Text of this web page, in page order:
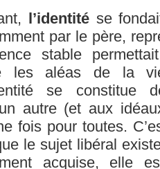
l’identitése
par le père,
stable
les aléas de la
se
un autre (et aux
fois pour toutes.
le sujet libéral
acquise, elle